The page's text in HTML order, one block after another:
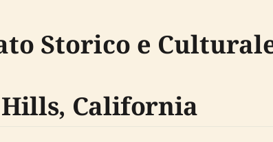
Storico e
California